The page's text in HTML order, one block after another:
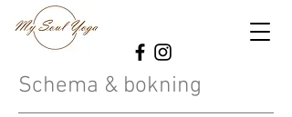
Schema & bokning